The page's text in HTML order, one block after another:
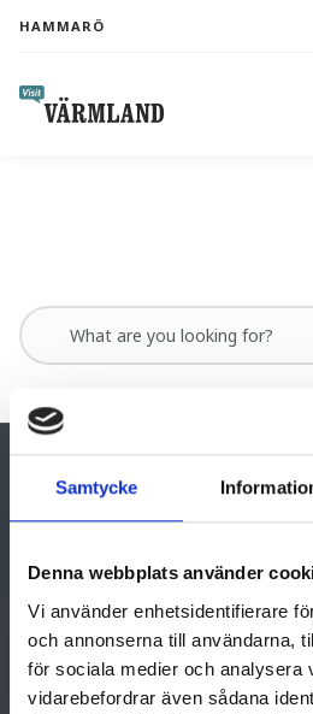
Samtycke
Denna webbplats använder
Vi använder enhetsidentifierare
och annonserna till användarna,
för sociala medier och analysera
vidarebefordrar även sådana
content
HAMMARÖ
Activities
Culture & History
Food & Drinks